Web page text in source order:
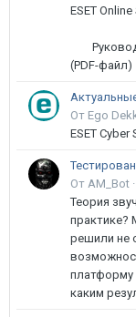
ESET
(PDF-файл)
От Ego
ESET
От AM_Bot ·
Теория
практике?
решили не
платформу
каким